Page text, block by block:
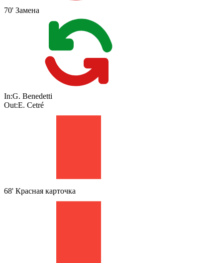
70' Замена
In:G. Benedetti
Out:E. Cetré
68' Красная карточка